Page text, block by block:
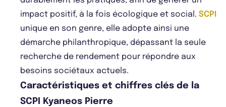
impact positif, à la fois écologique et social. SCPI
unique en son genre, elle adopte ainsi une
démarche philanthropique, dépassant la seule
recherche de rendement pour répondre aux
besoins sociétaux actuels.
Caractéristiques et chiffres clés de la
SCPI Kyaneos Pierre